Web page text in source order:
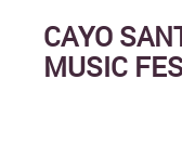
CAYO
MUSIC